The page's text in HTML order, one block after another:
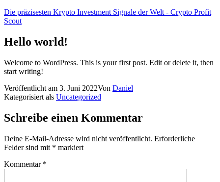
Zum
Inhalt
Die präzisesten Krypto Investment Signale der Welt - Crypto Profit
Scout
Hello world!
Welcome to WordPress. This is your first post. Edit or delete it, then
start writing!
Veröffentlicht am 3. Juni 2022Von Daniel
Kategorisiert als Uncategorized
Schreibe einen Kommentar
Deine E-Mail-Adresse wird nicht veröffentlicht. Erforderliche
Felder sind mit * markiert
Kommentar *